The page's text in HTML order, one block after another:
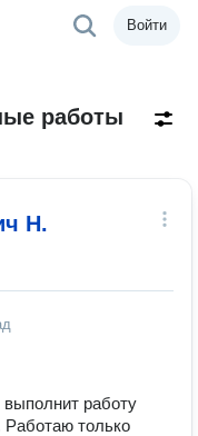
Войти
работы
Н.
работу
Работаю только